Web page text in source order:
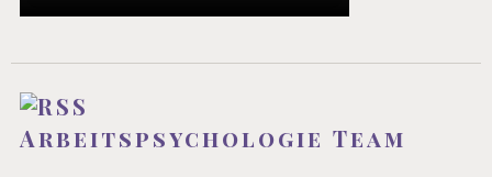
Ä
R
Arbeitspsychologie Team